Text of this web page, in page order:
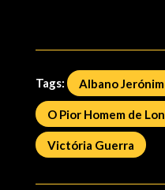
Tags: Albano
O Pior Homem de
Victória Guerra